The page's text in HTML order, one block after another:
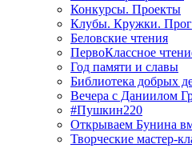
Конкурсы. Проекты
Клубы. Кружки.
Беловские чтения
ПервоКлассное
Год памяти и славы
Библиотека добрых
Вечера с Даниилом
#Пушкин220
Открываем Бунина
Творческие мастер-